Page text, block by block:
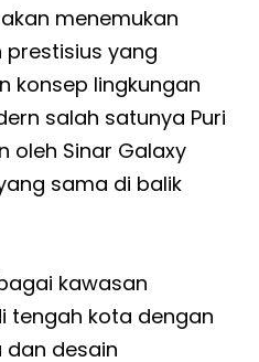
menemukan
yang
konsep lingkungan
salah satunya Puri
oleh Sinar Galaxy
sama di balik
kawasan
tengah kota dengan
dan desain